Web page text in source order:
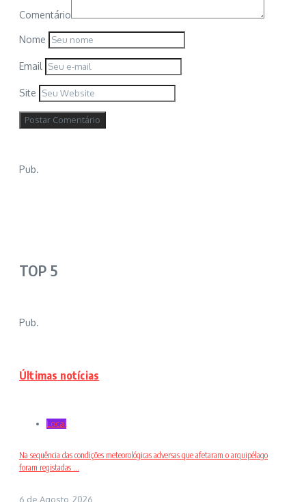
Comentário
Nome
Email
Site
Pub.
TOP 5
Pub.
Últimas notícias
Local
Na sequência das condições meteorológicas adversas que afetaram o arquipélago
foram registadas ...
6 de Agosto, 2026